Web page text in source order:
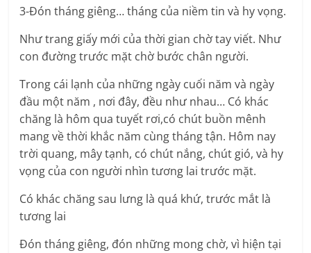
3-Đón tháng giêng… tháng của niềm tin và hy vọng.
Như trang giấy mới của thời gian chờ tay viết. Như
con đường trước mặt chờ bước chân người.
Trong cái lạnh của những ngày cuối năm và ngày
đầu một năm , nơi đây, đều như nhau… Có khác
chăng là hôm qua tuyết rơi,có chút buồn mênh
mang về thời khắc năm cùng tháng tận. Hôm nay
trời quang, mây tạnh, có chút nắng, chút gió, và hy
vọng của con người nhìn tương lai trước mặt.
Có khác chăng sau lưng là quá khứ, trước mắt là
tương lai
Đón tháng giêng, đón những mong chờ, vì hiện tại